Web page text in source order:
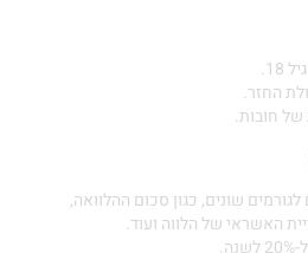
כגון סכום ההלוואה,
של הלווה ועוד.